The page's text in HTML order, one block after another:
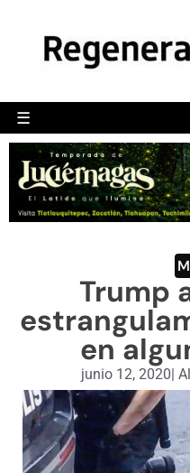
☰
Trump
en
junio 12, 2020|